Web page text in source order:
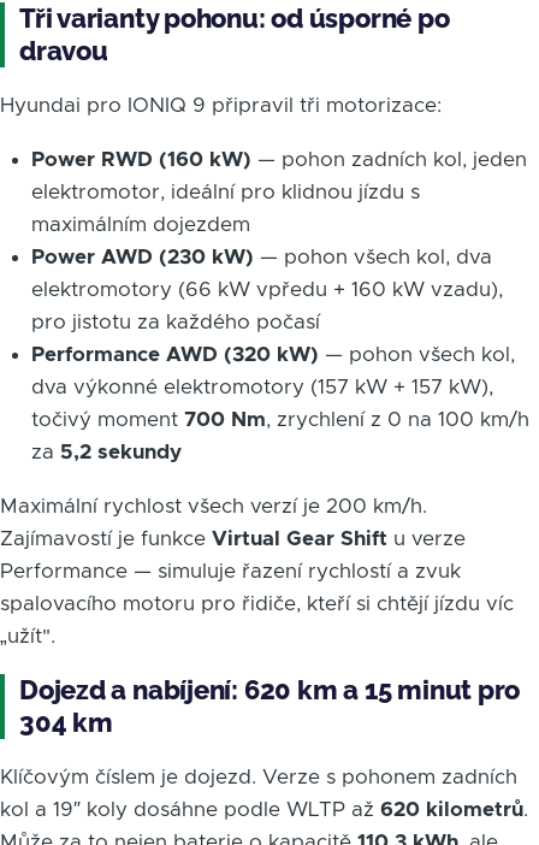
Tři varianty pohonu: od úsporné po
dravou
Hyundai pro IONIQ 9 připravil tři motorizace:
Power RWD (160 kW) — pohon zadních kol, jeden
elektromotor, ideální pro klidnou jízdu s
maximálním dojezdem
Power AWD (230 kW) — pohon všech kol, dva
elektromotory (66 kW vpředu + 160 kW vzadu),
pro jistotu za každého počasí
Performance AWD (320 kW) — pohon všech kol,
dva výkonné elektromotory (157 kW + 157 kW),
točivý moment 700 Nm, zrychlení z 0 na 100 km/h
za 5,2 sekundy
Maximální rychlost všech verzí je 200 km/h.
Zajímavostí je funkce Virtual Gear Shift u verze
Performance — simuluje řazení rychlostí a zvuk
spalovacího motoru pro řidiče, kteří si chtějí jízdu víc
„užít".
Dojezd a nabíjení: 620 km a 15 minut pro
304 km
Klíčovým číslem je dojezd. Verze s pohonem zadních
kol a 19″ koly dosáhne podle WLTP až 620 kilometrů.